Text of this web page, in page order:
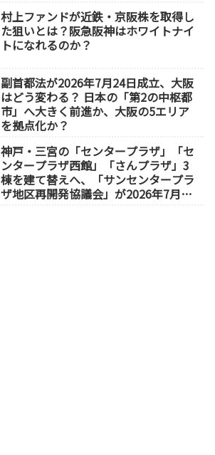
村上ファンドが近鉄・京阪株を取得し
た狙いとは？阪急阪神はホワイトナイ
トになれるのか？
副首都法が2026年7月24日成立、大阪
はどう変わる？ 日本の「第2の中枢都
市」へ大きく前進か、大阪の5エリア
を拠点化か？
神戸・三宮の「センタープラザ」「セ
ンタープラザ西館」「さんプラザ」3
棟を建て替えへ、「サンセンタープラ
ザ地区再開発協議会」が2026年7月発